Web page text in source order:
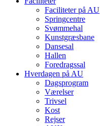
Faciliteter på AU
Springcentre
Svømmehal
Kunstgræsbane
Dansesal
Hallen
Foredragssal
Hverdagen på AU
Dagsprogram
Værelser
Trivsel
Kost
Rejser